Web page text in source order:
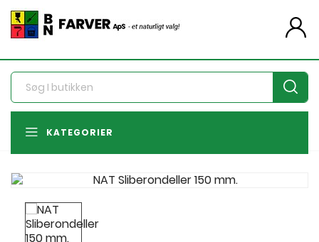
person
KATEGORIER